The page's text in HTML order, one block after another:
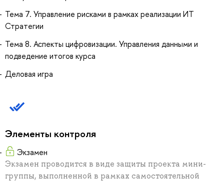
Тема 7. Управление рисками в рамках реализации ИТ
Стратегии
Тема 8. Аспекты цифровизации. Управления данными и
подведение итогов курса
Деловая игра
Элементы контроля
Экзамен
Экзамен проводится в виде защиты проекта мини-
группы, выполненной в рамках самостоятельной